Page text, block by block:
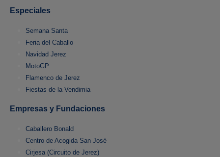
Especiales
Semana Santa
Feria del Caballo
Navidad Jerez
MotoGP
Flamenco de Jerez
Fiestas de la Vendimia
Empresas y Fundaciones
Caballero Bonald
Centro de Acogida San José
Cirjesa (Circuito de Jerez)